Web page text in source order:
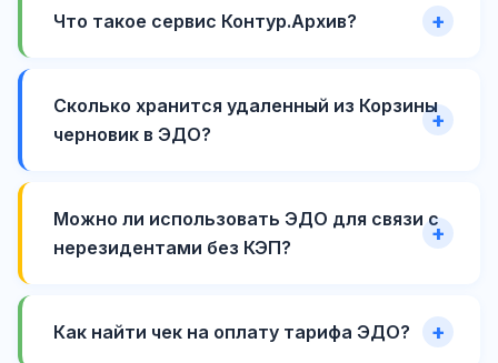
Что такое сервис Контур.Архив?
Сколько хранится удаленный из Корзины
черновик в ЭДО?
Можно ли использовать ЭДО для связи с
нерезидентами без КЭП?
Как найти чек на оплату тарифа ЭДО?